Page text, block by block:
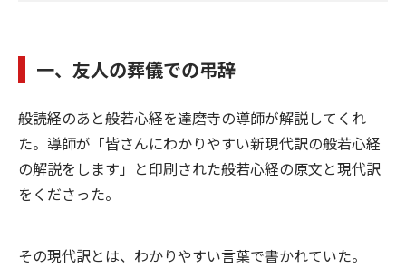
一、友人の葬儀での弔辞
般読経のあと般若心経を達磨寺の導師が解説してくれ
た。導師が「皆さんにわかりやすい新現代訳の般若心経
の解説をします」と印刷された般若心経の原文と現代訳
をくださった。
その現代訳とは、わかりやすい言葉で書かれていた。